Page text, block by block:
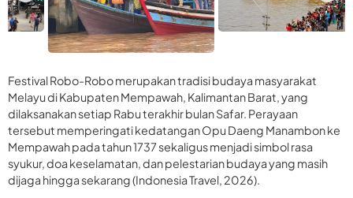
Festival Robo-Robo merupakan tradisi budaya masyarakat
Melayu di Kabupaten Mempawah, Kalimantan Barat, yang
dilaksanakan setiap Rabu terakhir bulan Safar. Perayaan
tersebut memperingati kedatangan Opu Daeng Manambon ke
Mempawah pada tahun 1737 sekaligus menjadi simbol rasa
syukur, doa keselamatan, dan pelestarian budaya yang masih
dijaga hingga sekarang (Indonesia Travel, 2026).